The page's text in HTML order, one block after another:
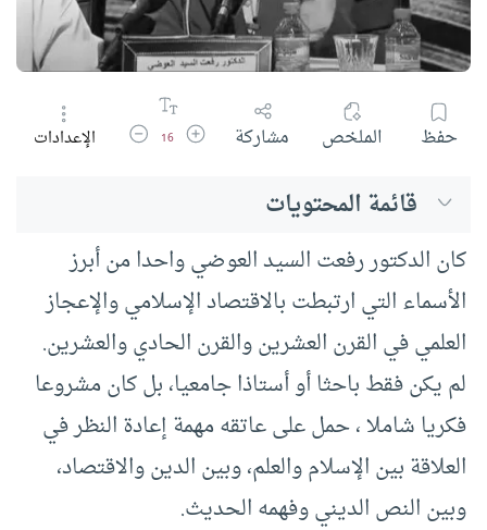
حفظ الملخص مشاركة زيادة حجم الخط
16 تقليل حجم الخط
الإعدادات
قائمة المحتويات
كان الدكتور رفعت السيد العوضي واحدا من أبرز
الأسماء التي ارتبطت بالاقتصاد الإسلامي والإعجاز
العلمي في القرن العشرين والقرن الحادي والعشرين.
لم يكن فقط باحثا أو أستاذا جامعيا، بل كان مشروعا
فكريا شاملا ، حمل على عاتقه مهمة إعادة النظر في
العلاقة بين الإسلام والعلم، وبين الدين والاقتصاد،
وبين النص الديني وفهمه الحديث.